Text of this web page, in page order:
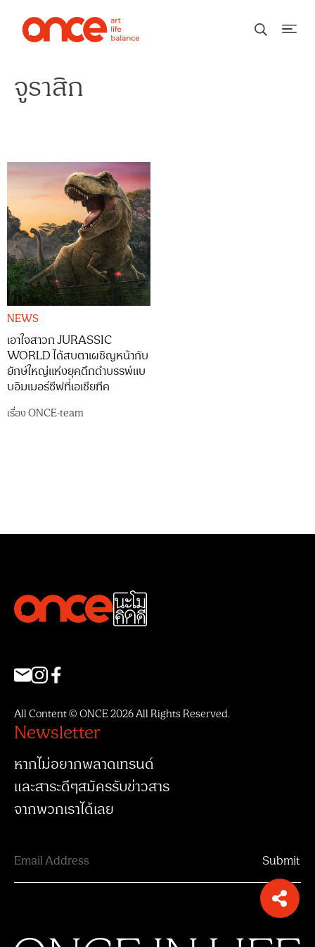
จูราสิก
NEWS
เอาใจสาวก JURASSIC
WORLD ได้สบตาเผชิญหน้ากับ
ยักษ์ใหญ่แห่งยุคดึกดำบรรพ์แบ
บอิมเมอร์ซีฟที่เอเชียทีค
เรื่องONCE-team
All Content © ONCE 2026 All Rights Reserved.
Newsletter
หากไม่อยากพลาดเทรนด์
และสาระดีๆสมัครรับข่าวสาร
จากพวกเราได้เลย